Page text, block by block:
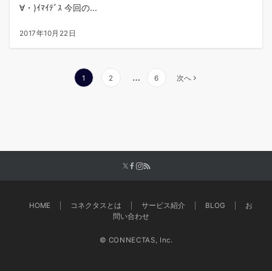
∀・)ｲﾏｲﾃﾞｽ 今回の...
2017年10月22日
ジ
1 2 … 6 次へ
HOME コネクタスとは サービス紹介 BLOG
お
問い合わせ
© CONNECTAS, Inc.